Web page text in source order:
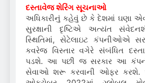
દસ્તાવેજ શેરિંગ સૂચનાઓ
અધિકારીનું કહેવું છે કે દેશમાં ઘણા
સુરક્ષાની દૃષ્ટિએ અત્યંત
સ્થિતિમાં, સેટેલાઇટ કંપનીઓએ
કવરેજ વિસ્તાર વગેરે સંબંધિત
પડશે. આ પછી જ સરકાર આ
સેવાઓ શરૂ કરવાની ઓફર